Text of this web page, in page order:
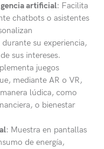
artificial: Facilita
chatbots o asistentes
su experiencia,
sus intereses.
juegos
mediante AR o VR,
lúdica, como
o bienestar
: Muestra en pantallas
de energía,